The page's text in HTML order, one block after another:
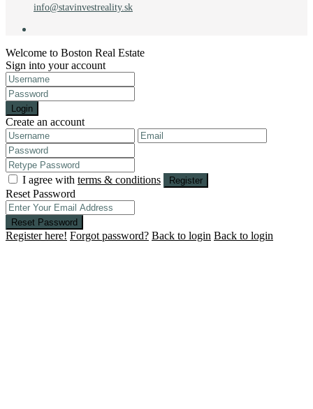
info@stavinvestreality.sk
Welcome to Boston Real Estate
Sign into your account
Login
Create an account
I agree with terms & conditions Register
Reset Password
Reset Password
Register here! Forgot password? Back to login Back to login